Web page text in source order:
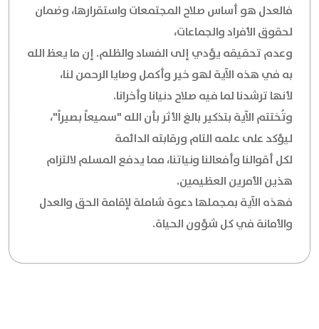
فالعدل هو أساس صلاح المجتمعات واستقرارها، وضمان
لحقوق الأفراد والجماعات،
وعدم تحقيقه يؤدي إلى الفساد والظلم. إن ما يعظ الله
به في هذه الآية لهو خير وأكمل وصايا الرحمن لنا،
لأنها ترشدنا لما فيه صلاح دنيانا وأخرانا.
وتُختتم الآية بتذكير بالغ الأثر بأن الله "سميعاً بصيراً"،
ليؤكد على علمه التام ورقابته الدائمة
لكل أقوالنا وأفعالنا ونياتنا، مما يدفع المسلم لالتزام
هذين الأمرين العظيمين.
فهذه الآية بمجملها دعوة شاملة لإقامة الحق والعدل
والأمانة في كل شؤون الحياة.